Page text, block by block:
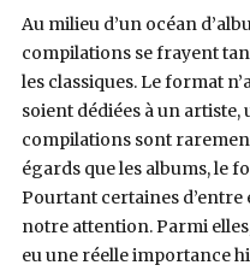
Au milieu d’un océan
compilations se frayent
les classiques. Le format
soient dédiées à un artiste,
compilations sont
égards que les albums, le
Pourtant certaines
notre attention. Parmi
eu une réelle importance